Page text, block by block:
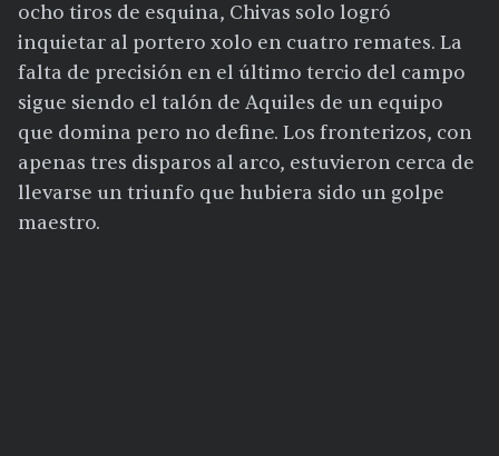
ocho tiros de esquina, Chivas solo logró
inquietar al portero xolo en cuatro remates. La
falta de precisión en el último tercio del campo
sigue siendo el talón de Aquiles de un equipo
que domina pero no define. Los fronterizos, con
apenas tres disparos al arco, estuvieron cerca de
llevarse un triunfo que hubiera sido un golpe
maestro.